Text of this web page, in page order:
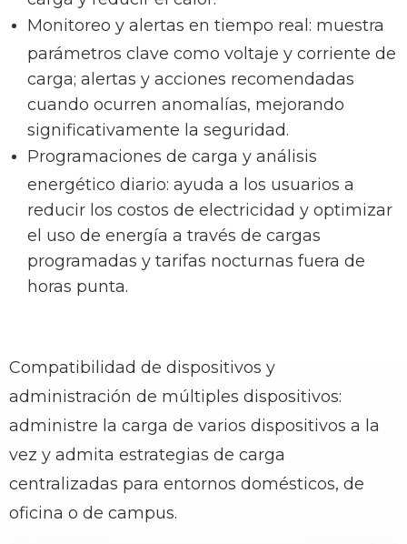
Monitoreo y alertas en tiempo real: muestra
parámetros clave como voltaje y corriente de
carga; alertas y acciones recomendadas
cuando ocurren anomalías, mejorando
significativamente la seguridad.
Programaciones de carga y análisis
energético diario: ayuda a los usuarios a
reducir los costos de electricidad y optimizar
el uso de energía a través de cargas
programadas y tarifas nocturnas fuera de
horas punta.
Compatibilidad de dispositivos y
administración de múltiples dispositivos:
administre la carga de varios dispositivos a la
vez y admita estrategias de carga
centralizadas para entornos domésticos, de
oficina o de campus.